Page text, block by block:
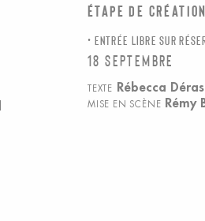
Étape de création
ENTRÉE LIBRE SUR
18 septembre
TEXTE Rébecca
MISE EN SCÈNE Rémy